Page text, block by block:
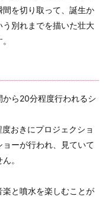
を切り取って、誕生か
う別れまでを描いた壮大
から20分程度行われるシ
おきにプロジェクショ
ーが行われ、見ていて
。
と噴水を楽しむことが